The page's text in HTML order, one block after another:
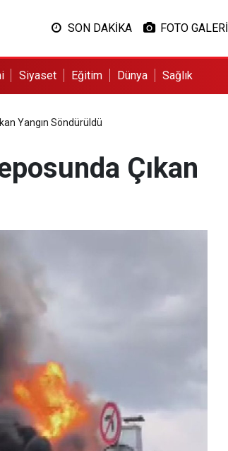
SON DAKİKA FOTO GALERİ
Siyaset Eğitim Dünya Sağlık
Yangın Söndürüldü
Çıkan